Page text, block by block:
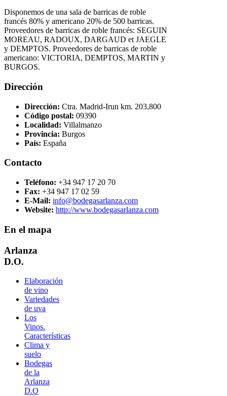
Disponemos de una sala de barricas de roble
francés 80% y americano 20% de 500 barricas.
Proveedores de barricas de roble francés: SEGUIN
MOREAU, RADOUX, DARGAUD et JAEGLE
y DEMPTOS. Proveedores de barricas de roble
americano: VICTORIA, DEMPTOS, MARTIN y
BURGOS.
Dirección
Dirección: Ctra. Madrid-Irun km. 203,800
Código postal: 09390
Localidad: Villalmanzo
Provincia: Burgos
País: España
Contacto
Teléfono: +34 947 17 20 70
Fax: +34 947 17 02 59
E-Mail: info@bodegasarlanza.com
Website: http://www.bodegasarlanza.com
En el mapa
Arlanza
D.O.
Elaboración
de vino
Variedades
de uva
Los
Vinos.
Características
Clima y
suelo
Bodegas
de la
Arlanza
D.O